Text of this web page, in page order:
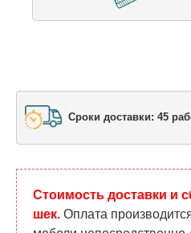
Сроки доставки: 45
Стоимость доставки и
шек. Оплата